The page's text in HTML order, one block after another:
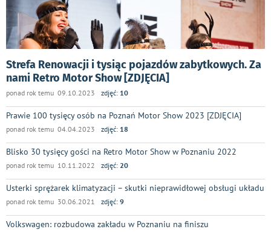
Strefa Renowacji i tysiąc pojazdów zabytkowych. Za
nami Retro Motor Show [ZDJĘCIA]
ponad rok temu 09.10.2023 zdjęć: 10
Prawie 100 tysięcy osób na Poznań Motor Show 2023 [ZDJĘCIA]
ponad rok temu 04.04.2023 zdjęć: 18
Blisko 30 tysięcy gości na Retro Motor Show w Poznaniu 2022
ponad rok temu 10.11.2022 zdjęć: 20
Usterki sprężarek klimatyzacji – skutki nieprawidłowej obsługi układu
ponad rok temu 30.06.2021 zdjęć: 9
Volkswagen: rozbudowa zakładu w Poznaniu na finiszu